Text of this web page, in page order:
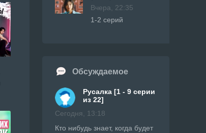
Вчера, 22:35
1-2 серий
Обсуждаемое
Русалка [1 - 9 серии
из 22]
Сегодня, 13:18
Кто нибудь знает, когда будет